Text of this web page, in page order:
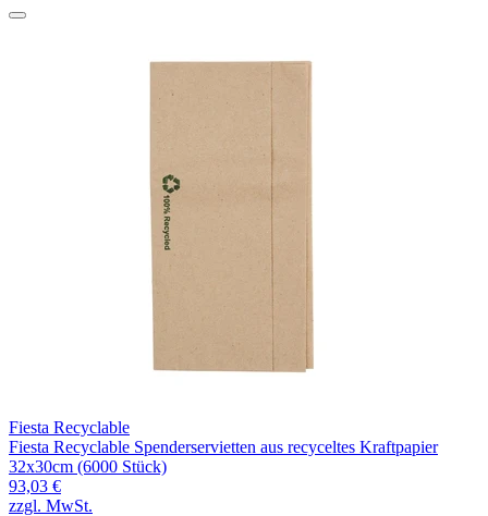
Fiesta Recyclable
Fiesta Recyclable Spenderservietten aus recyceltes Kraftpapier
32x30cm (6000 Stück)
93,03 €
zzgl. MwSt.